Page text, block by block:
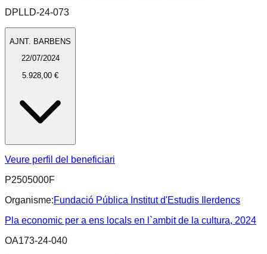
DPLLD-24-073
AJNT. BARBENS
22/07/2024
5.928,00 €
Veure perfil del beneficiari
P2505000F
Organisme:Fundació Pública Institut d'Estudis Ilerdencs
Pla economic per a ens locals en l`ambit de la cultura, 2024
OA173-24-040